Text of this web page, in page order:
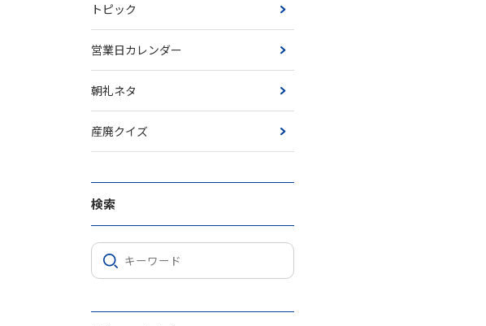
トピック
営業日カレンダー
朝礼ネタ
産廃クイズ
検索